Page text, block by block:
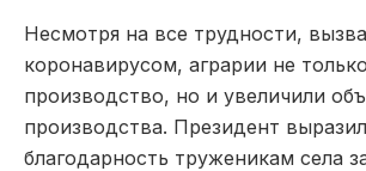
Несмотря на все трудности,
коронавирусом, аграрии не
производство, но и увеличили
производства. Президент выразил
благодарность труженикам села